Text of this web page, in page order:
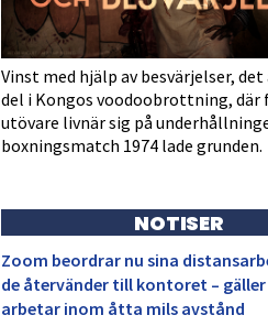
Vinst med hjälp av besvärjelser,
del i Kongos voodoobrottning, där
utövare livnär sig på
boxningsmatch 1974 lade grunden.
NOTISER
Zoom beordrar nu sina
de återvänder till kontoret – gäller
arbetar inom åtta mils avstånd